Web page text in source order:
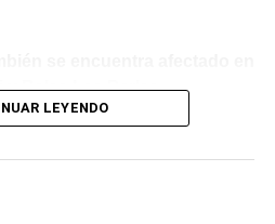
y Balsa Las Perlas,
registrarse bajas de
de agua potable.
se registran valores de
LEYENDO